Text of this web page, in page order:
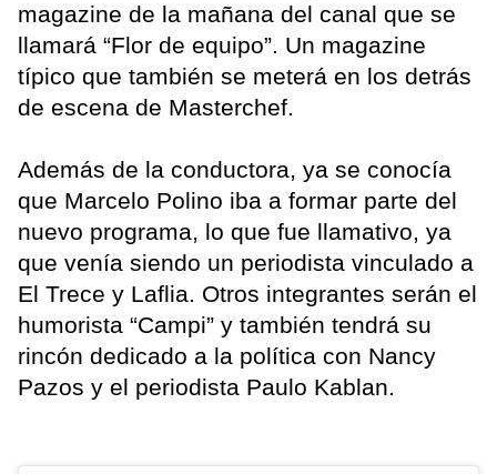
magazine de la mañana del canal que se
llamará “Flor de equipo”. Un magazine
típico que también se meterá en los detrás
de escena de Masterchef.
Además de la conductora, ya se conocía
que Marcelo Polino iba a formar parte del
nuevo programa, lo que fue llamativo, ya
que venía siendo un periodista vinculado a
El Trece y Laflia. Otros integrantes serán el
humorista “Campi” y también tendrá su
rincón dedicado a la política con Nancy
Pazos y el periodista Paulo Kablan.